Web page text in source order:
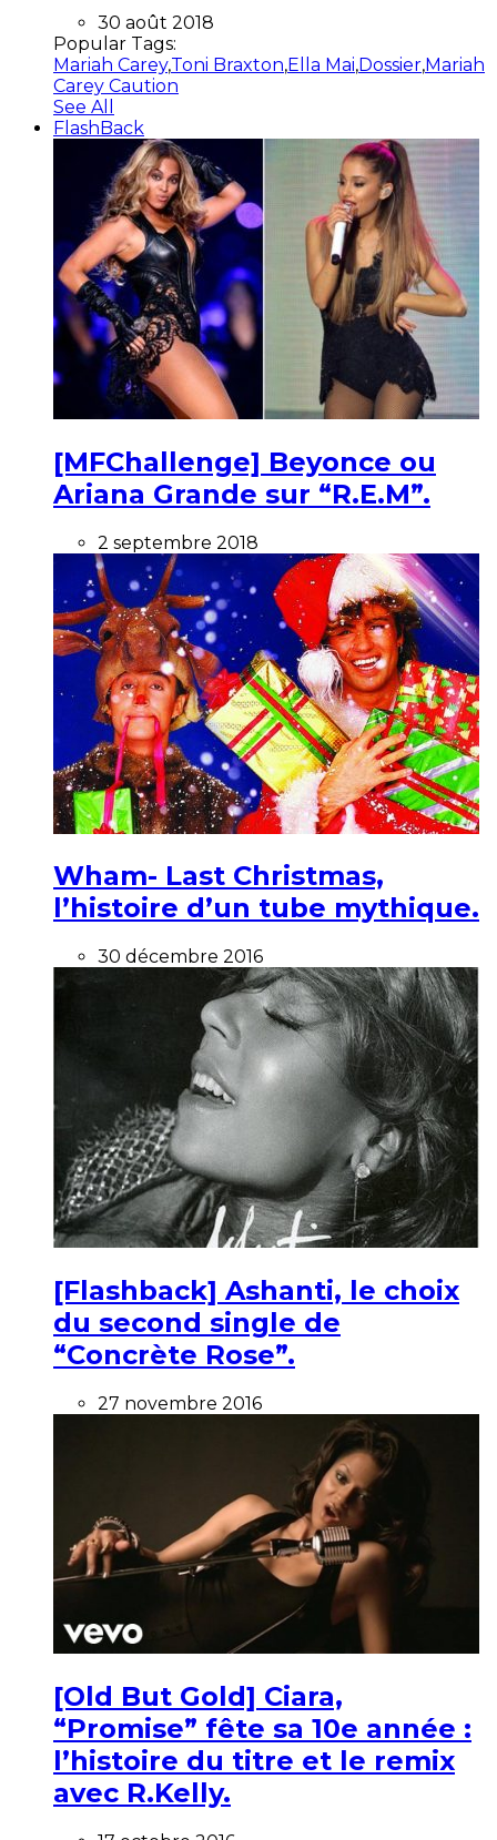
30 août 2018
Popular Tags:
Mariah Carey,Toni Braxton,Ella Mai,Dossier,Mariah
Carey Caution
See All
FlashBack
[MFChallenge] Beyonce ou
Ariana Grande sur “R.E.M”.
2 septembre 2018
Wham- Last Christmas,
l’histoire d’un tube mythique.
30 décembre 2016
[Flashback] Ashanti, le choix
du second single de
“Concrète Rose”.
27 novembre 2016
[Old But Gold] Ciara,
“Promise” fête sa 10e année :
l’histoire du titre et le remix
avec R.Kelly.